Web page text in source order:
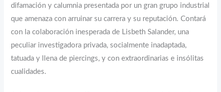
difamación y calumnia presentada por un gran grupo industrial
que amenaza con arruinar su carrera y su reputación. Contará
con la colaboración inesperada de Lisbeth Salander, una
peculiar investigadora privada, socialmente inadaptada,
tatuada y llena de piercings, y con extraordinarias e insólitas
cualidades.